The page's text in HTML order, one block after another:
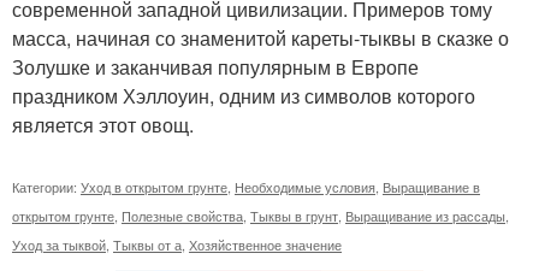
современной западной цивилизации. Примеров тому
масса, начиная со знаменитой кареты-тыквы в сказке о
Золушке и заканчивая популярным в Европе
праздником Хэллоуин, одним из символов которого
является этот овощ.
Категории: Уход в открытом грунте Необходимые условия Выращивание в
открытом грунте Полезные свойства Тыквы в грунт Выращивание из рассады
Уход за тыквой Тыквы от а Хозяйственное значение